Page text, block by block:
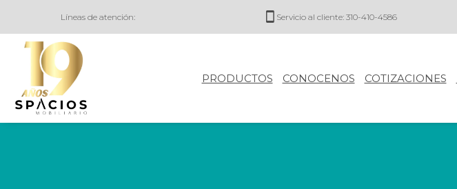
Líneas de atención: Servicio al cliente: 310-410-4586
PRODUCTOS CONOCENOS COTIZACIONES